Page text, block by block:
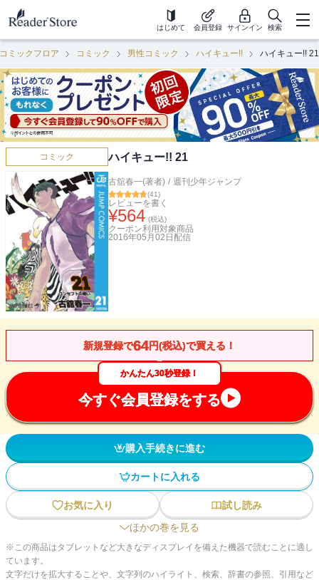
はじめて 会員登録 サインイン 検索
コミックフロア コミック 男性コミック ハイキュー!! ハイキュー!! 21
コミック ハイキュー!! 21
古舘春一(著者) / 週刊少年ジャンプ
(41)
レビューを書く
¥564 (税込)
クーポン利用対象商品
2016年05月02日 配信
新規登録で64円(税込)で買える！
かんたん30秒登録！
今すぐ会員登録をする
購入手続きに進む
カートに入れる
お気に入り
試し読み
ほかの巻を見る
※この商品はタブレットなど大きなディスプレイを備えた機器で読むことに適し
ています。
文字だけを拡大することや、文字列のハイライト、検索、辞書の参照、引用など